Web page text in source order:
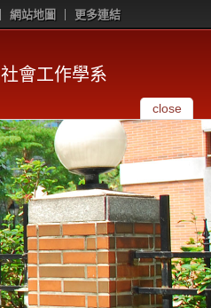
網站地圖 更多連結
社會工作學系
close